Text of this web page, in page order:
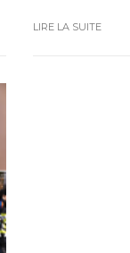
LIRE LA SUITE